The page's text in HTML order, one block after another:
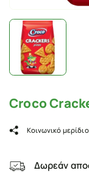
Croco
Κοινωνικό μερίδιο
Δωρεάν